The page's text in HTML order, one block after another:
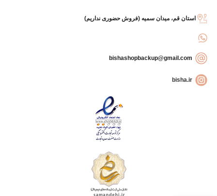
استان قم، میدان سمیه (فروش حضوری نداریم)
bisha.ir